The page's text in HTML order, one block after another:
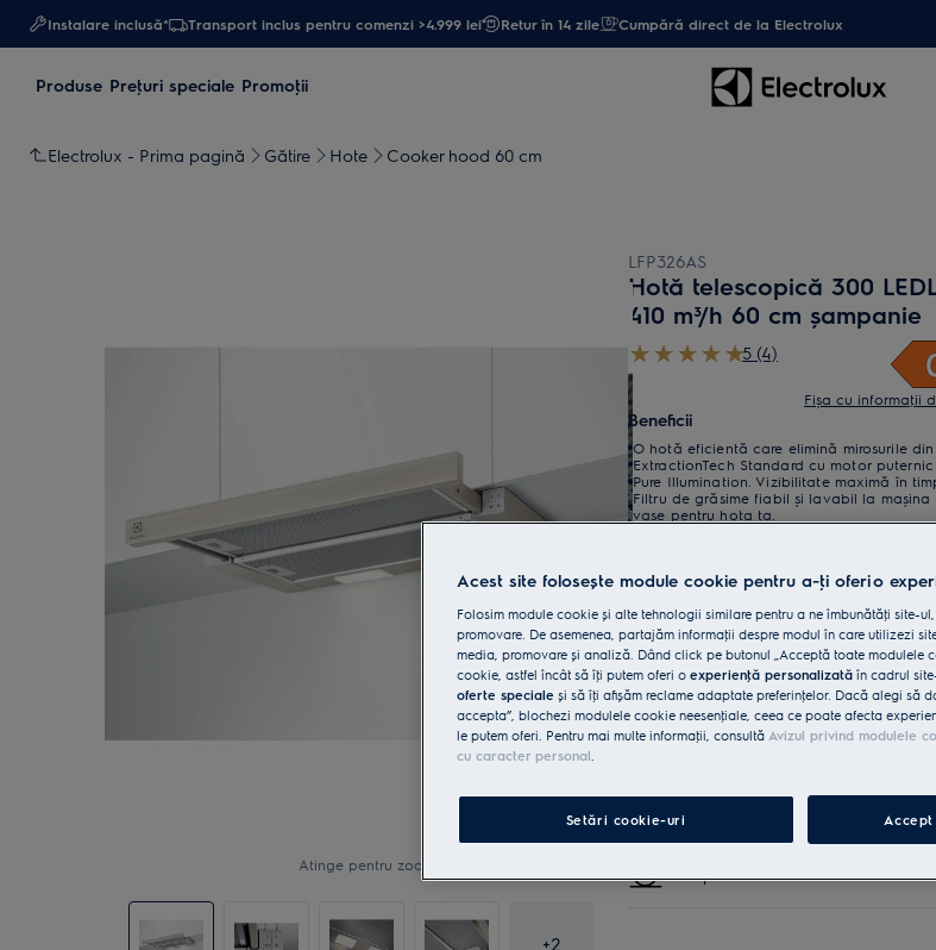
Instalare inclusă* Transport inclus pentru comenzi >4.999 lei Retur în 14 zile Cumpără direct de la Electrolux
Produse Preţuri speciale Promoţii
Electrolux - Prima pagină Gătire Hote Cooker hood 60 cm
Atinge pentru zoom
+2
LFP326AS
Hotă telescopică 300
410 m³/h 60 cm șampanie
5 (4)
Fișa cu informaţii
Beneficii
O hotă eficientă care elimină mirosurile
ExtractionTech Standard cu motor puternic
Pure Illumination. Vizibilitate maximă în
Filtru de grăsime fiabil și lavabil la mașina
vase pentru hota ta.
Livrare inclusă pentru comenzi mai
mari de 4999 lei
Reciclare aparat vechi
Garanţie 5 ani
Retragere în 14 zile
Acest site folosește module cookie pentru a-ţi oferi o
Folosim module cookie și alte tehnologii similare pentru a ne îmbunătăţi site-
promovare. De asemenea, partajăm informaţii despre modul în care utilizezi
media, promovare și analiză. Dând click pe butonul „Acceptă toate modulele
cookie, astfel încât să îţi putem oferi o experienţă personalizată în cadrul
oferte speciale și să îţi afișăm reclame adaptate preferinţelor. Dacă alegi să
accepta”, blochezi modulele cookie neesenţiale, ceea ce poate afecta
le putem oferi. Pentru mai multe informaţii, consultă Avizul privind modulele
cu caracter personal
Setări cookie-uri